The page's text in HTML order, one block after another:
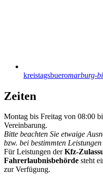
kreistagsbueromarburg-
Zeiten
Montag bis Freitag von 08:00
Vereinbarung.
Bitte beachten Sie etwaige
bzw. bei bestimmten
Für Leistungen derKfz-
Fahrerlaubnisbehörde steht
zur Verfügung.